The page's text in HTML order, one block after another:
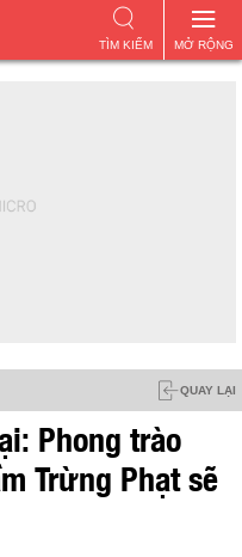
MỞ RỘNG
TÌM KIẾM
QUAY LẠI
Phong trào
Trừng Phạt sẽ